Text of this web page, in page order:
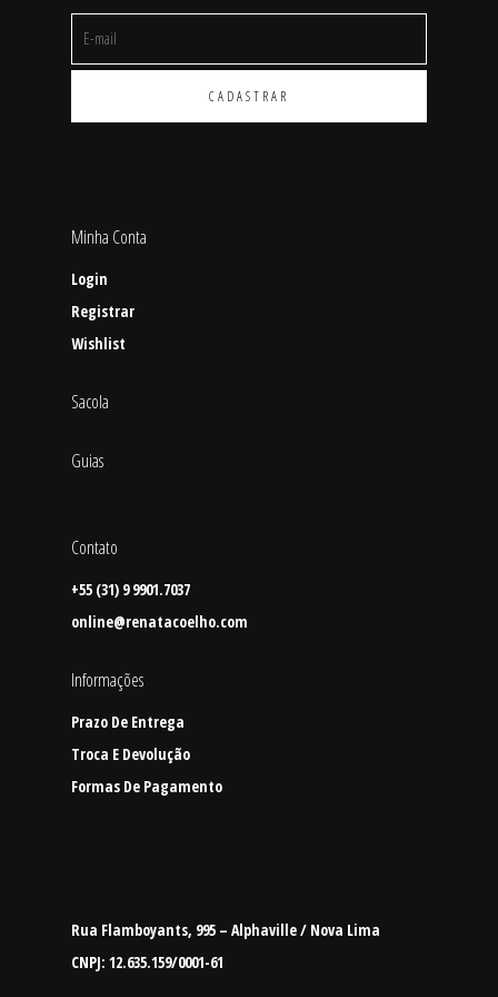
Minha Conta
Login
Registrar
Wishlist
Sacola
Guias
Contato
+55 (31) 9 9901.7037
online@renatacoelho.com
Informações
Prazo De Entrega
Troca E Devolução
Formas De Pagamento
Rua Flamboyants, 995 – Alphaville / Nova Lima
CNPJ: 12.635.159/0001-61